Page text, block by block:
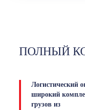
ПОЛНЫЙ
Логистический
широкий
грузов из